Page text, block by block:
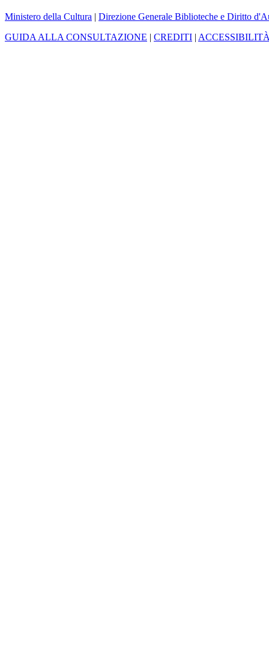
Ministero della Cultura | Direzione Generale Biblioteche e Diritto
GUIDA ALLA CONSULTAZIONE | CREDITI |